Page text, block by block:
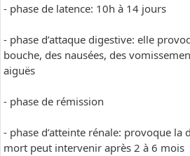
- phase de latence: 10h à 14 jours
- phase d’attaque digestive: elle
bouche, des nausées, des
aiguës
- phase de rémission
- phase d’atteinte rénale: provoque la
mort peut intervenir après 2 à 6 mois